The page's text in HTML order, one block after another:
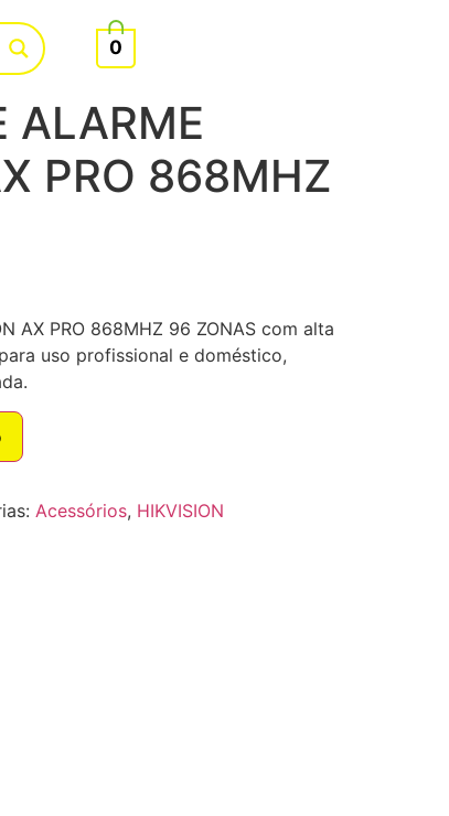
0
ALARME
PRO 868MHZ
AX PRO 868MHZ 96 ZONAS com alta
uso profissional e doméstico,
Acessórios, HIKVISION